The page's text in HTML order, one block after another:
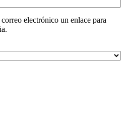
electrónico un enlace para